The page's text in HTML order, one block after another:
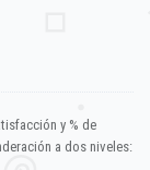
y % de
a dos niveles: